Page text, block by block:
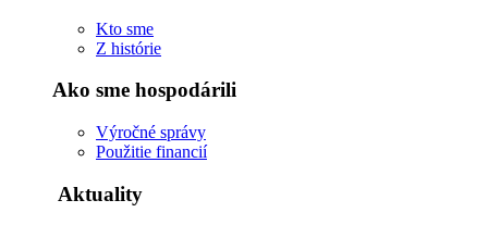
Kto sme
Z histórie
Ako sme hospodárili
Výročné správy
Použitie financií
Aktuality